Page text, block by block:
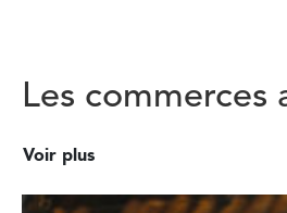
Les commerces
Voir plus